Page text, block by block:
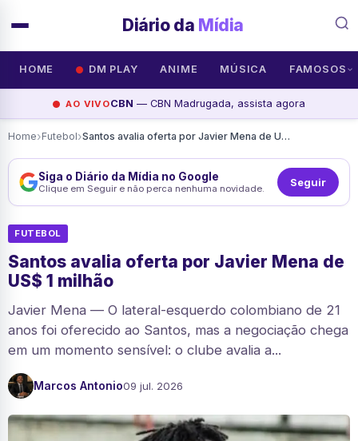
Diário da Mídia
HOME DM PLAY ANIME MÚSICA FAMOSOS
AO VIVOCBN — CBN Madrugada, assista agora
Home›Futebol› Santos avalia oferta por Javier Mena de US$ 1 milhão
Siga o Diário da Mídia no Google
Clique em Seguir e não perca nenhuma novidade. Seguir
FUTEBOL
Santos avalia oferta por Javier Mena de
US$ 1 milhão
Javier Mena — O lateral-esquerdo colombiano de 21
anos foi oferecido ao Santos, mas a negociação chega
em um momento sensível: o clube avalia a...
Marcos Antonio09 jul. 2026